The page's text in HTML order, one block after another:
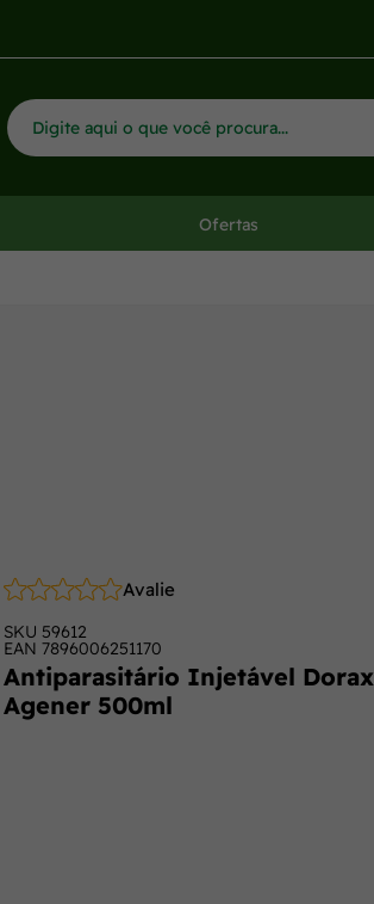
Ofertas
Avalie
SKU 59612
EAN 7896006251170
Antiparasitário Injetável Dorax
Agener 500ml